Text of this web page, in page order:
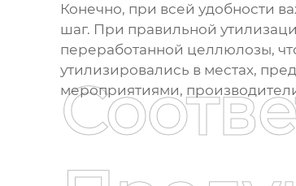
Конечно, при всей удобности
шаг. При правильной
переработанной целлюлозы,
утилизировались в местах,
мероприятиями,